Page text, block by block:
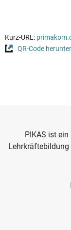
Kurz-URL:
QR-Code
PIKAS ist